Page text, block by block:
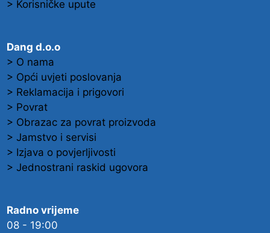
> Korisničke upute
Dang d.o.o
> O nama
> Opći uvjeti poslovanja
> Reklamacija i prigovori
> Povrat
> Obrazac za povrat proizvoda
> Jamstvo i servisi
> Izjava o povjerljivosti
> Jednostrani raskid ugovora
Radno vrijeme
08 - 19:00